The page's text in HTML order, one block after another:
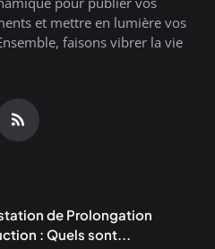
et mettre en lumière vos
faisons vibrer la vie
de Prolongation
: Quels sont...